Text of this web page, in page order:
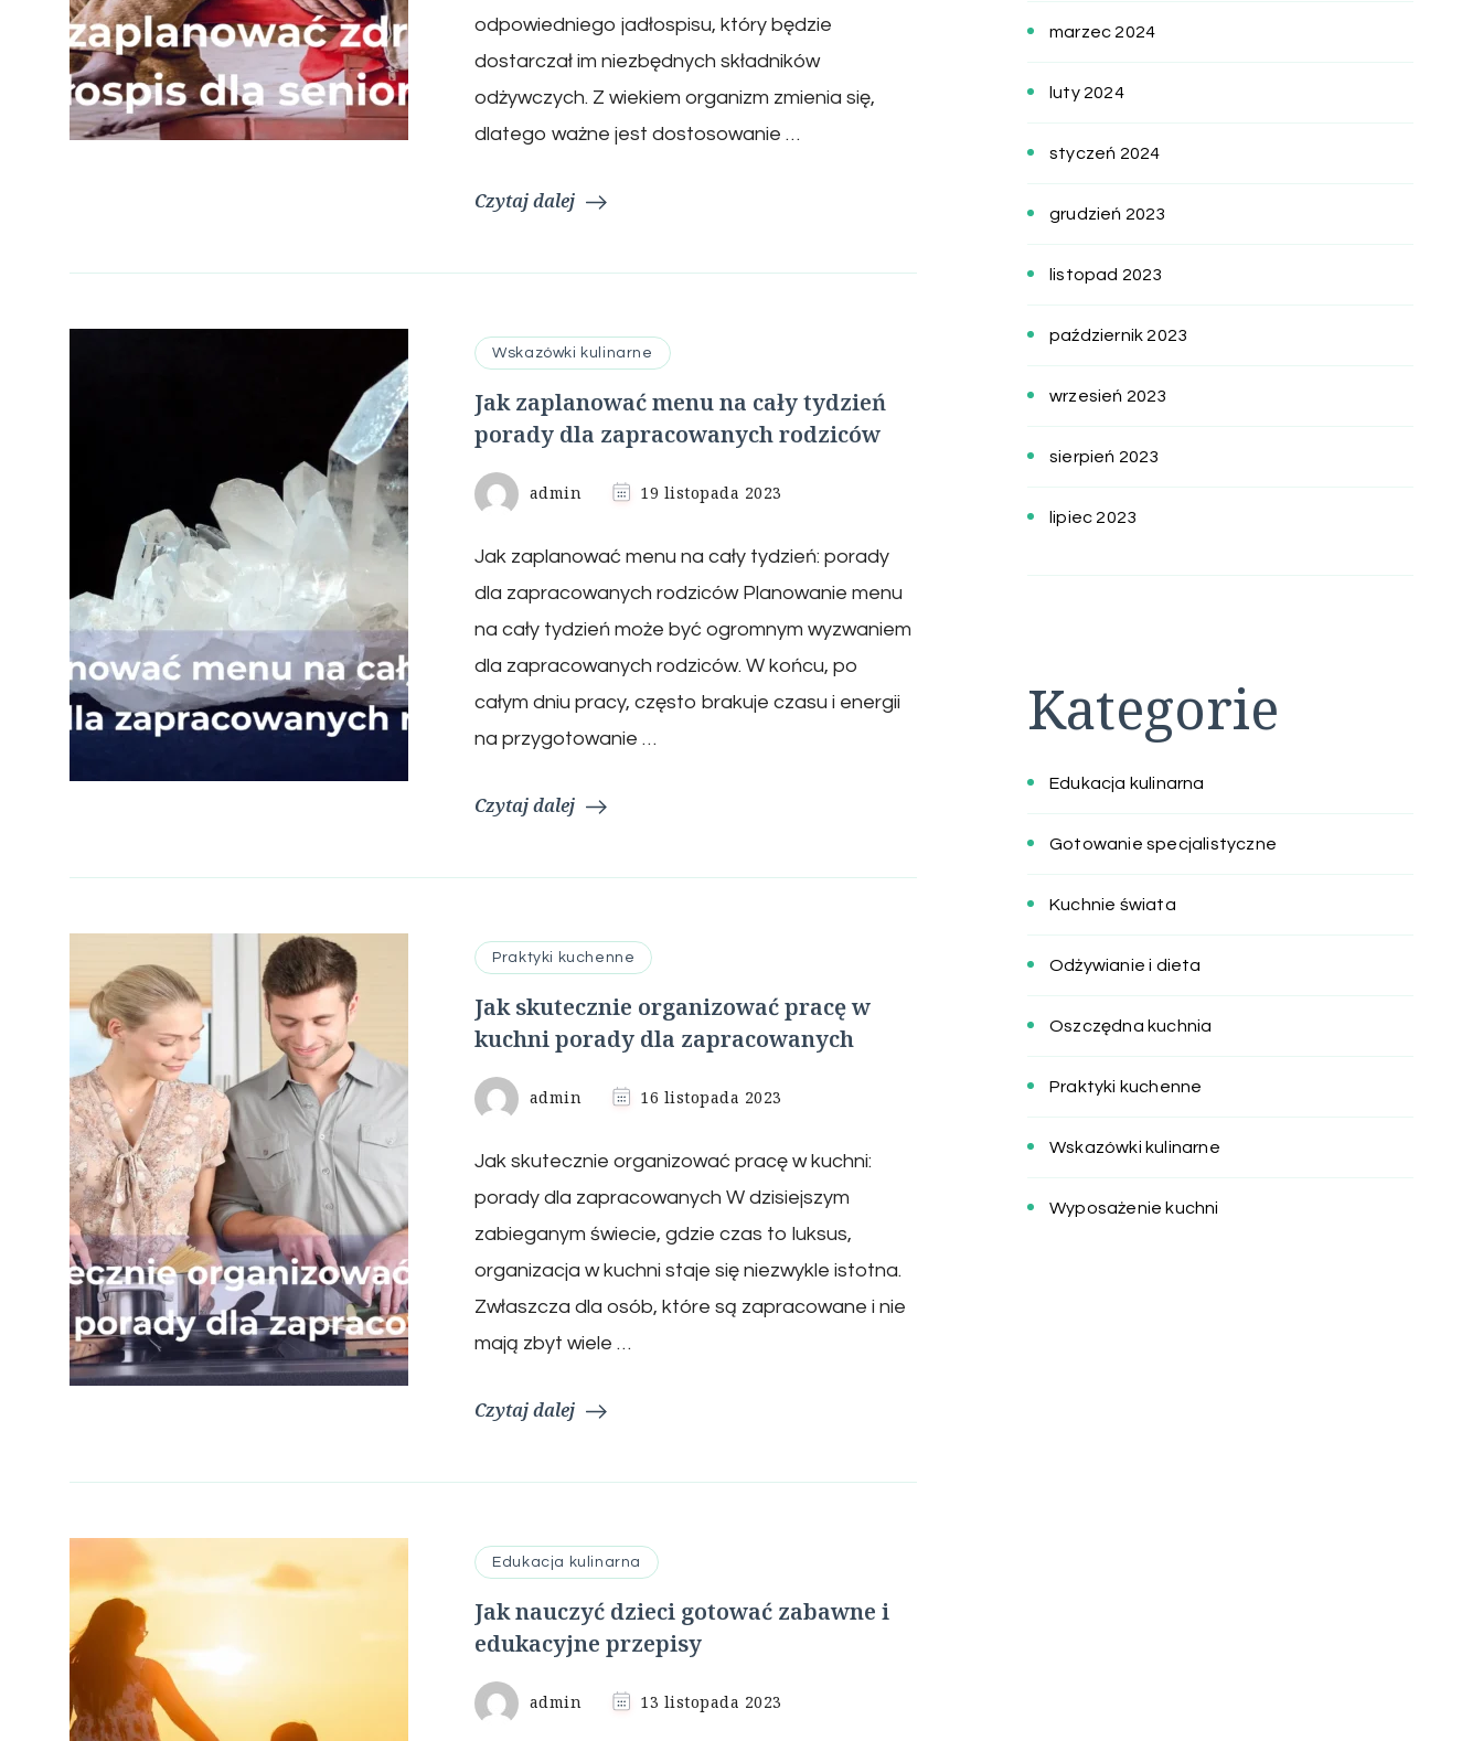
odpowiedniego jadłospisu, który będzie
dostarczał im niezbędnych składników
odżywczych. Z wiekiem organizm zmienia się,
dlatego ważne jest dostosowanie …
Czytaj dalej
Wskazówki kulinarne
Jak zaplanować menu na cały tydzień
porady dla zapracowanych rodziców
admin 19 listopada 2023
Jak zaplanować menu na cały tydzień: porady
dla zapracowanych rodziców Planowanie menu
na cały tydzień może być ogromnym wyzwaniem
dla zapracowanych rodziców. W końcu, po
całym dniu pracy, często brakuje czasu i energii
na przygotowanie …
Czytaj dalej
Praktyki kuchenne
Jak skutecznie organizować pracę w
kuchni porady dla zapracowanych
admin 16 listopada 2023
Jak skutecznie organizować pracę w kuchni:
porady dla zapracowanych W dzisiejszym
zabieganym świecie, gdzie czas to luksus,
organizacja w kuchni staje się niezwykle istotna.
Zwłaszcza dla osób, które są zapracowane i nie
mają zbyt wiele …
Czytaj dalej
Edukacja kulinarna
Jak nauczyć dzieci gotować zabawne i
edukacyjne przepisy
admin 13 listopada 2023
marzec 2024
luty 2024
styczeń 2024
grudzień 2023
listopad 2023
październik 2023
wrzesień 2023
sierpień 2023
lipiec 2023
Kategorie
Edukacja kulinarna
Gotowanie specjalistyczne
Kuchnie świata
Odżywianie i dieta
Oszczędna kuchnia
Praktyki kuchenne
Wskazówki kulinarne
Wyposażenie kuchni